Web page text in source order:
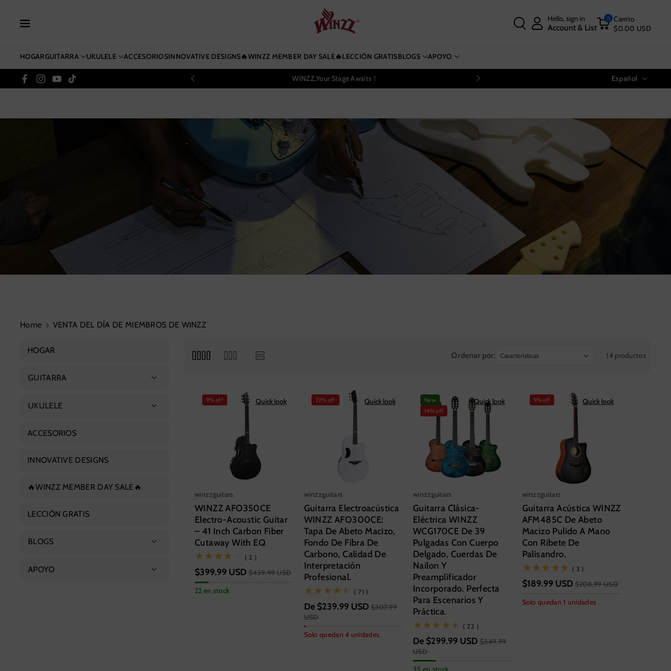
Ntenido
Hello, sign in
Account & List
0
Carrito
$0.00 USD
HOGARGUITARRA UKULELE ACCESORIOSINNOVATIVE DESIGNS🔥WINZZ MEMBER DAY SALE🔥LECCIÓN GRATISBLOGS APOYO
FacebookInstagram
YouTubeTikTok
WINZZ,Your Stage Awaits！ ⚡⚡Oferta del Día del Padre | AHORRA HASTA
Idioma
Español
Home VENTA DEL DÍA DE MIEMBROS DE WINZZ
Ordenar por: 14 productos
HOGAR
GUITARRA
Guitarra eléctrica
Bajo eléctrico
UKULELE
ACCESORIOS
INNOVATIVE DESIGNS
🔥WINZZ MEMBER DAY SALE🔥
LECCIÓN GRATIS
BLOGS
APOYO
9% off Quick look
winzzguitars
WINZZ AFO350CE
Electro-Acoustic Guitar
– 41 Inch Carbon Fiber
Cutaway With EQ
(2)
( 2 )
$399.99 USD $439.99 USD
22 en stock
22% off Quick look
winzzguitars
Guitarra Electroacústica
WINZZ AFO300CE:
Tapa De Abeto Macizo,
Fondo De Fibra De
Carbono, Calidad De
Interpretación
Profesional.
(71)
( 71 )
De $239.99 USD $307.99
USD
Solo quedan 4 unidades
41 Inch
New
14% off
Quick look
winzzguitars
Guitarra Clásica-
Eléctrica WINZZ
WCG170CE De 39
Pulgadas Con Cuerpo
Delgado, Cuerdas De
Nailon Y
Preamplificador
Incorporado. Perfecta
Para Escenarios Y
Práctica.
(22)
( 22 )
De $299.99 USD $349.99
USD
35 en stock
Hand Orientation
Right
9% off Quick look
winzzguitars
Guitarra Acústica WINZZ
AFM485C De Abeto
Macizo Pulido A Mano
Con Ribete De
Palisandro.
(3)
( 3 )
$189.99 USD $208.99 USD
Solo quedan 1 unidades